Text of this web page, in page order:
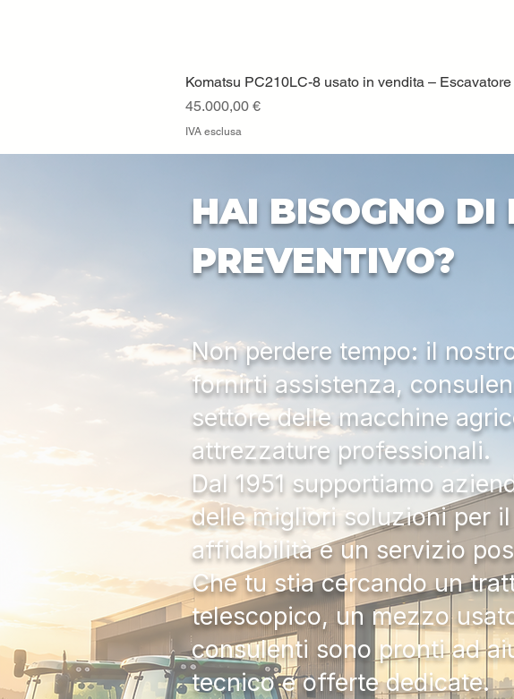
Komatsu PC210LC-8 usato in vendita –
Prezzo
45.000,00 €
IVA esclusa
HAI BISOGNO DI
PREVENTIVO?
Non perdere tempo: il
fornirti assistenza,
settore delle macchine
attrezzature professionali.
Dal 1951 supportiamo
delle migliori soluzioni per
affidabilità e un servizio
Che tu stia cercando un
telescopico, un mezzo
consulenti sono pronti ad
tecnico e offerte dedicate.